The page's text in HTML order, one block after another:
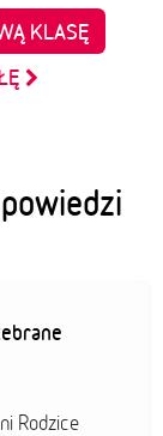
KLASĘ
Rodzice